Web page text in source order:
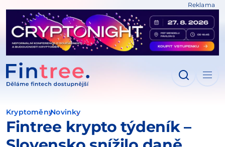
Reklama
KryptoměnyNovinky
Fintree krypto týdeník –